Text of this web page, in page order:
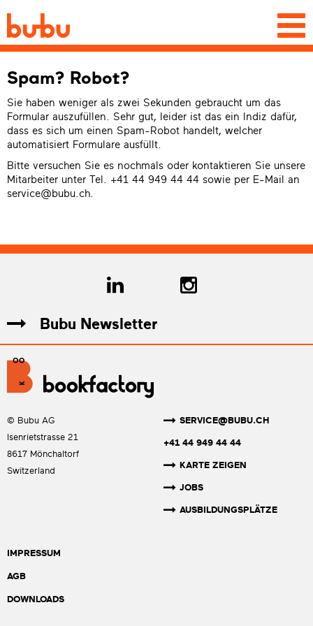
Spam? Robot?
Sie haben weniger als zwei Sekunden gebraucht um das
Formular auszufüllen. Sehr gut, leider ist das ein Indiz dafür,
dass es sich um einen Spam-Robot handelt, welcher
automatisiert Formulare ausfüllt.
Bitte versuchen Sie es nochmals oder kontaktieren Sie unsere
Mitarbeiter unter Tel. +41 44 949 44 44 sowie per E-Mail an
service@bubu.ch.
Bubu Newsletter
© Bubu AG
Isenrietstrasse 21
8617 Mönchaltorf
Switzerland
SERVICE@BUBU.CH
+41 44 949 44 44
KARTE ZEIGEN
JOBS
AUSBILDUNGSPLÄTZE
IMPRESSUM
AGB
DOWNLOADS